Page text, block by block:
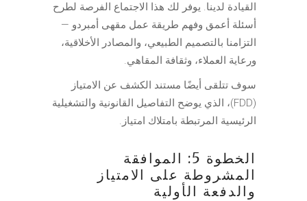
القيادة لدينا. يوفر لك هذا الاجتماع الفرصة لطرح
أسئلة أعمق وفهم طريقة عمل مقهى أمبردو —
التزامنا بالتصميم الطبيعي، والمصادر الأخلاقية،
ورعاية العملاء، وثقافة المقاهي.
سوف تتلقى أيضًا مستند الكشف عن الامتياز
(FDD)، الذي يوضح التفاصيل القانونية والتشغيلية
الرئيسية المرتبطة بامتلاك امتياز.
الخطوة 5: الموافقة
المشروطة على الامتياز
والدفعة الأولية